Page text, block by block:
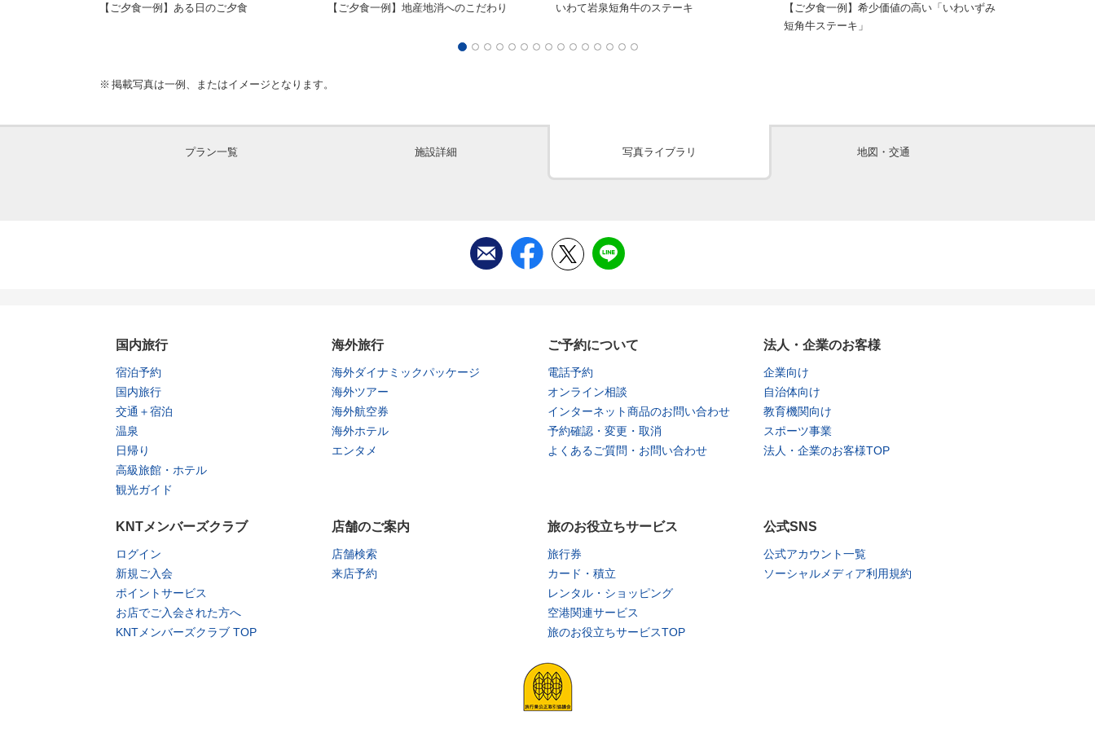
【ご夕食一例】ある日のご夕食 【ご夕食一例】地産地消へのこだわり いわて岩泉短角牛のステーキ
【ご夕食一例】希少価値の高い「いわいずみ
短角牛ステーキ」
掲載写真は一例、またはイメージとなります。
プラン一覧 施設詳細 写真ライブラリ 地図・交通
国内旅行
宿泊予約
国内旅行
交通＋宿泊
温泉
日帰り
高級旅館・ホテル
観光ガイド
海外旅行
海外ダイナミックパッケージ
海外ツアー
海外航空券
海外ホテル
エンタメ
ご予約について
電話予約
オンライン相談
インターネット商品のお問い合わせ
予約確認・変更・取消
よくあるご質問・お問い合わせ
法人・企業のお客様
企業向け
自治体向け
教育機関向け
スポーツ事業
法人・企業のお客様TOP
KNTメンバーズクラブ
ログイン
新規ご入会
ポイントサービス
お店でご入会された方へ
KNTメンバーズクラブ TOP
店舗のご案内
店舗検索
来店予約
旅のお役立ちサービス
旅行券
カード・積立
レンタル・ショッピング
空港関連サービス
旅のお役立ちサービスTOP
公式SNS
公式アカウント一覧
ソーシャルメディア利用規約